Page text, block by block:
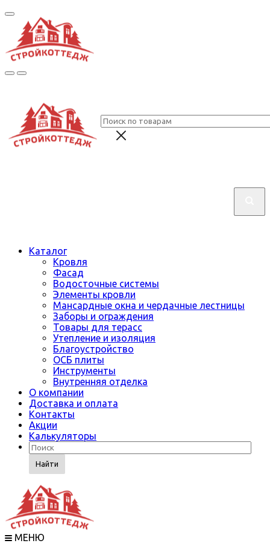
Каталог
Кровля
Фасад
Водосточные системы
Элементы кровли
Мансардные окна и чердачные лестницы
Заборы и ограждения
Товары для терасс
Утепление и изоляция
Благоустройство
ОСБ плиты
Инструменты
Внутренняя отделка
О компании
Доставка и оплата
Контакты
Акции
Калькуляторы
Найти
МЕНЮ